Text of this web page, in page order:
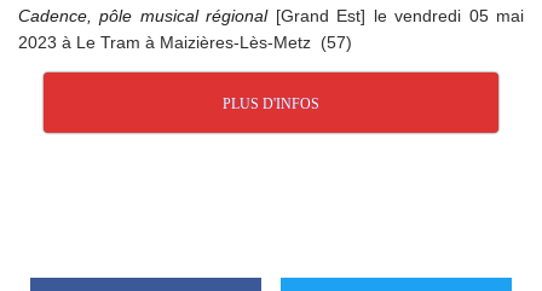
Cadence, pôle musical régional[Grand Est] le vendredi 05 mai
2023 à Le Tram à Maizières-Lès-Metz (57)
PLUS D'INFOS